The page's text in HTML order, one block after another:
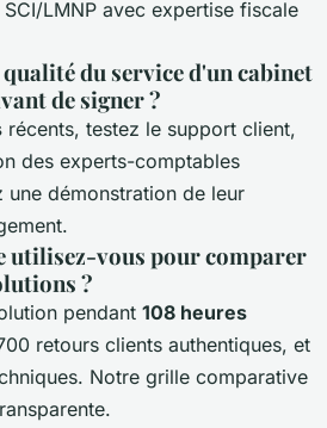
LMNP avec expertise fiscale
du service d'un cabinet
de signer ?
récents, testez le support client,
des experts-comptables
démonstration de leur
utilisez-vous pour comparer
?
pendant 108 heures
retours clients authentiques, et
Notre grille comparative